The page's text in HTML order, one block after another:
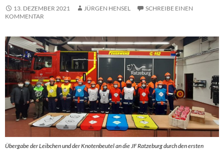
13. DEZEMBER 2021 JÜRGEN HENSEL
SCHREIBE EINEN
KOMMENTAR
Übergabe der Leibchen und der Knotenbeutel an die JF Ratzeburg durch den ersten